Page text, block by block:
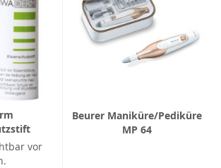
vor
Beurer Maniküre/Pediküre
MP 64